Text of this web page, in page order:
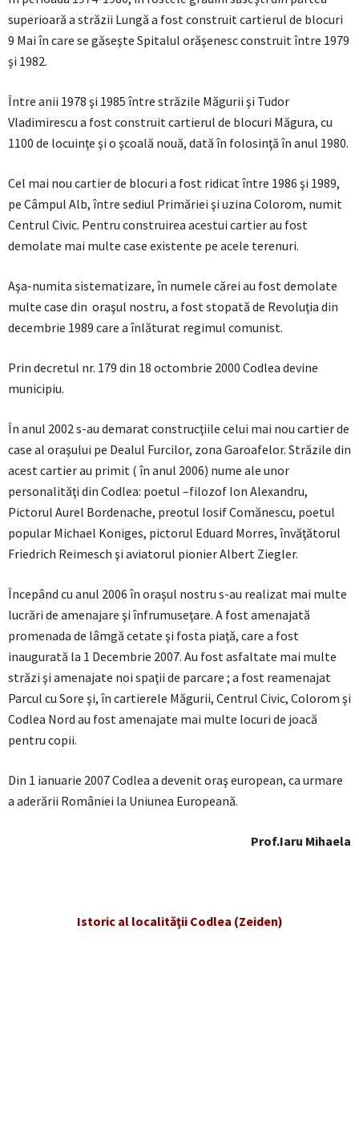
superioară a străzii Lungă a fost construit cartierul de blocuri
9 Mai în care se găseşte Spitalul orăşenesc construit între 1979
şi 1982.
Între anii 1978 şi 1985 între străzile Măgurii şi Tudor
Vladimirescu a fost construit cartierul de blocuri Măgura, cu
1100 de locuinţe şi o şcoală nouă, dată în folosinţă în anul 1980.
Cel mai nou cartier de blocuri a fost ridicat între 1986 şi 1989,
pe Câmpul Alb, între sediul Primăriei şi uzina Colorom, numit
Centrul Civic. Pentru construirea acestui cartier au fost
demolate mai multe case existente pe acele terenuri.
Aşa-numita sistematizare, în numele cărei au fost demolate
multe case din oraşul nostru, a fost stopată de Revoluţia din
decembrie 1989 care a înlăturat regimul comunist.
Prin decretul nr. 179 din 18 octombrie 2000 Codlea devine
municipiu.
În anul 2002 s-au demarat construcţiile celui mai nou cartier de
case al oraşului pe Dealul Furcilor, zona Garoafelor. Străzile din
acest cartier au primit ( în anul 2006) nume ale unor
personalităţi din Codlea: poetul –filozof Ion Alexandru,
Pictorul Aurel Bordenache, preotul Iosif Comănescu, poetul
popular Michael Koniges, pictorul Eduard Morres, învăţătorul
Friedrich Reimesch şi aviatorul pionier Albert Ziegler.
Începând cu anul 2006 în oraşul nostru s-au realizat mai multe
lucrări de amenajare şi înfrumuseţare. A fost amenajată
promenada de lâmgă cetate şi fosta piaţă, care a fost
inaugurată la 1 Decembrie 2007. Au fost asfaltate mai multe
străzi şi amenajate noi spaţii de parcare ; a fost reamenajat
Parcul cu Sore şi, în cartierele Măgurii, Centrul Civic, Colorom şi
Codlea Nord au fost amenajate mai multe locuri de joacă
pentru copii.
Din 1 ianuarie 2007 Codlea a devenit oraş european, ca urmare
a aderării României la Uniunea Europeană.
Prof.Iaru Mihaela
Istoric al localităţii Codlea (Zeiden)